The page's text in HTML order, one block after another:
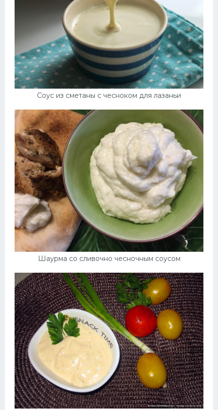
Соус из сметаны с чесноком для лазаньи
Шаурма со сливочно чесночным соусом